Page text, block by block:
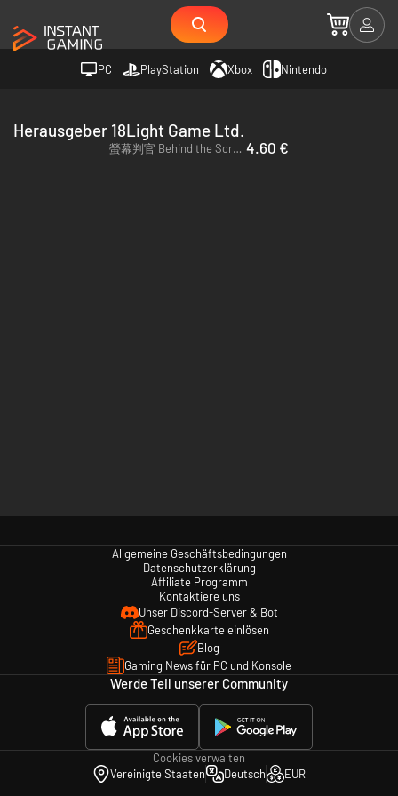
PC PlayStation Xbox Nintendo
Herausgeber 18Light Game Ltd.
螢幕判官 Behind the Screen - PC & Mac (Steam) 4.60 €
Allgemeine Geschäftsbedingungen
Datenschutzerklärung
Affiliate Programm
Kontaktiere uns
Unser Discord-Server & Bot
Geschenkkarte einlösen
Blog
Gaming News für PC und Konsole
Werde Teil unserer Community
Cookies verwalten
Vereinigte Staaten
Deutsch EUR